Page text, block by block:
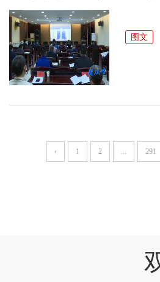
图文
‹ 1 2 ... 291